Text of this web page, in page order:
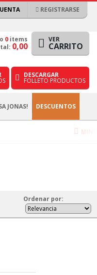
REGISTRARSE
JONAS! DESCUENTOS
0 items
0,00
VER
CARRITO
DESCARGAR
FOLLETO PRODUCTOS
Ordenar por: